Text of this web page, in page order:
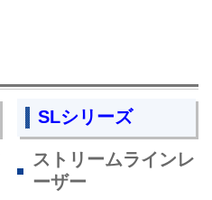
SLシリーズ
ストリームラインレ
ーザー